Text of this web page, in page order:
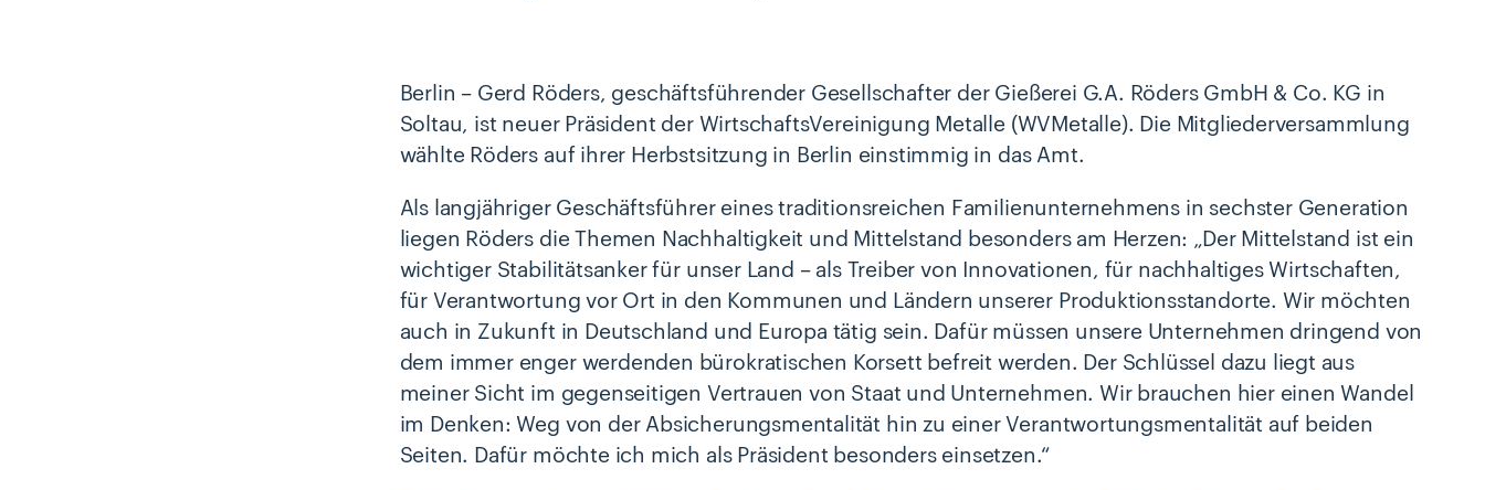
Berlin – Gerd Röders, geschäftsführender Gesellschafter der Gießerei G.A. Röders GmbH & Co. KG in
Soltau, ist neuer Präsident der WirtschaftsVereinigung Metalle (WVMetalle). Die Mitgliederversammlung
wählte Röders auf ihrer Herbstsitzung in Berlin einstimmig in das Amt.
Als langjähriger Geschäftsführer eines traditionsreichen Familienunternehmens in sechster Generation
liegen Röders die Themen Nachhaltigkeit und Mittelstand besonders am Herzen: „Der Mittelstand ist ein
wichtiger Stabilitätsanker für unser Land – als Treiber von Innovationen, für nachhaltiges Wirtschaften,
für Verantwortung vor Ort in den Kommunen und Ländern unserer Produktionsstandorte. Wir möchten
auch in Zukunft in Deutschland und Europa tätig sein. Dafür müssen unsere Unternehmen dringend von
dem immer enger werdenden bürokratischen Korsett befreit werden. Der Schlüssel dazu liegt aus
meiner Sicht im gegenseitigen Vertrauen von Staat und Unternehmen. Wir brauchen hier einen Wandel
im Denken: Weg von der Absicherungsmentalität hin zu einer Verantwortungsmentalität auf beiden
Seiten. Dafür möchte ich mich als Präsident besonders einsetzen.“